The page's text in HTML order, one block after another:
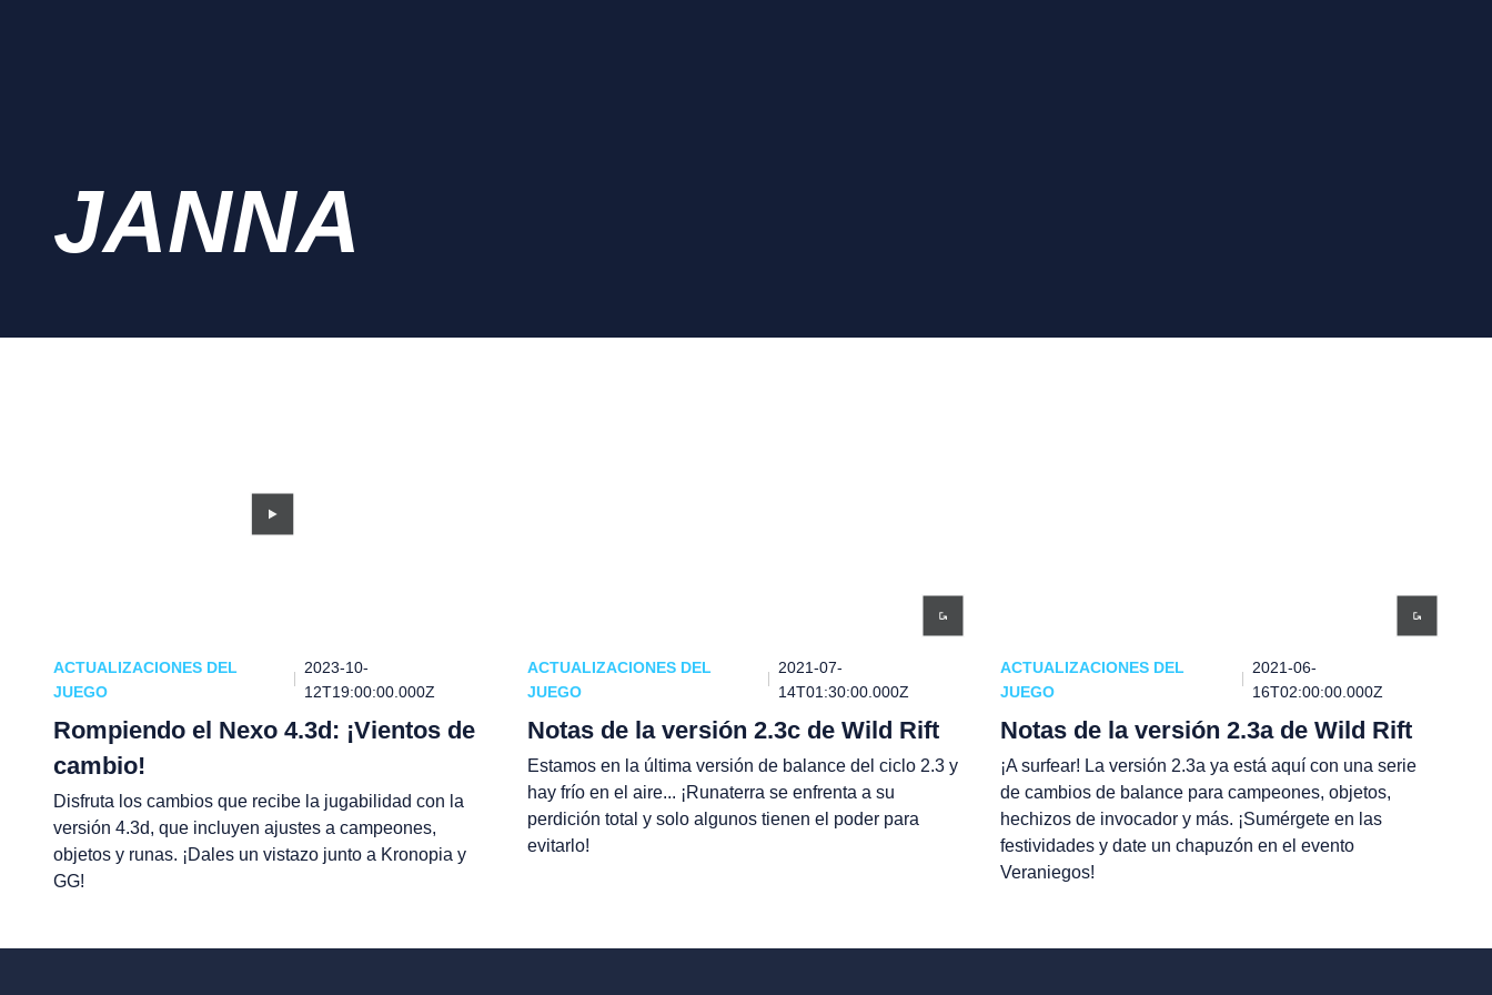
JANNA
ACTUALIZACIONES DEL
JUEGO
2023-10-
12T19:00:00.000Z
Rompiendo el Nexo 4.3d: ¡Vientos de
cambio!
Disfruta los cambios que recibe la jugabilidad con la
versión 4.3d, que incluyen ajustes a campeones,
objetos y runas. ¡Dales un vistazo junto a Kronopia y
GG!
ACTUALIZACIONES DEL
JUEGO
2021-07-
14T01:30:00.000Z
Notas de la versión 2.3c de Wild Rift
Estamos en la última versión de balance del ciclo 2.3 y
hay frío en el aire... ¡Runaterra se enfrenta a su
perdición total y solo algunos tienen el poder para
evitarlo!
ACTUALIZACIONES DEL
JUEGO
2021-06-
16T02:00:00.000Z
Notas de la versión 2.3a de Wild Rift
¡A surfear! La versión 2.3a ya está aquí con una serie
de cambios de balance para campeones, objetos,
hechizos de invocador y más. ¡Sumérgete en las
festividades y date un chapuzón en el evento
Veraniegos!